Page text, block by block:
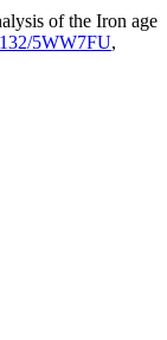
of the Iron age
5WW7FU,